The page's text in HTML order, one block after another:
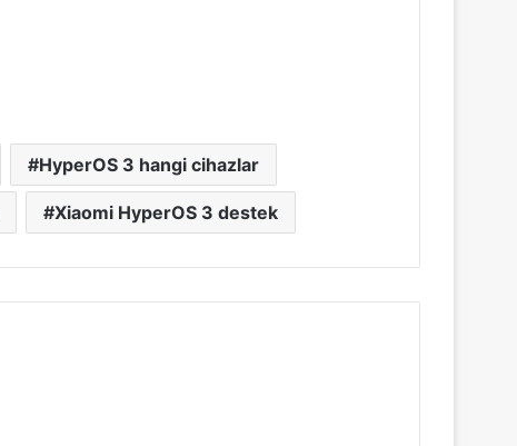
HyperOS 3 hangi cihazlar
Xiaomi HyperOS 3 destek